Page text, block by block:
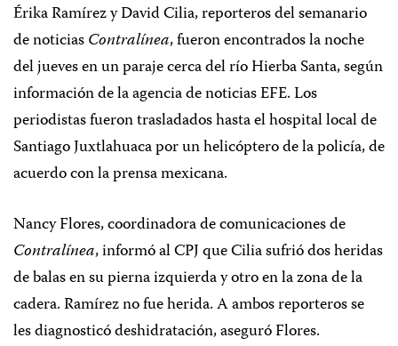
Érika Ramírez y David Cilia, reporteros del semanario
de noticiasContralínea, fueron encontrados la noche
del jueves en un paraje cerca del río Hierba Santa, según
información de la agencia de noticias EFE. Los
periodistas fueron trasladados hasta el hospital local de
Santiago Juxtlahuaca por un helicóptero de la policía, de
acuerdo con la prensa mexicana.
Nancy Flores, coordinadora de comunicaciones de
Contralínea, informó al CPJ que Cilia sufrió dos heridas
de balas en su pierna izquierda y otro en la zona de la
cadera. Ramírez no fue herida. A ambos reporteros se
les diagnosticó deshidratación, aseguró Flores.